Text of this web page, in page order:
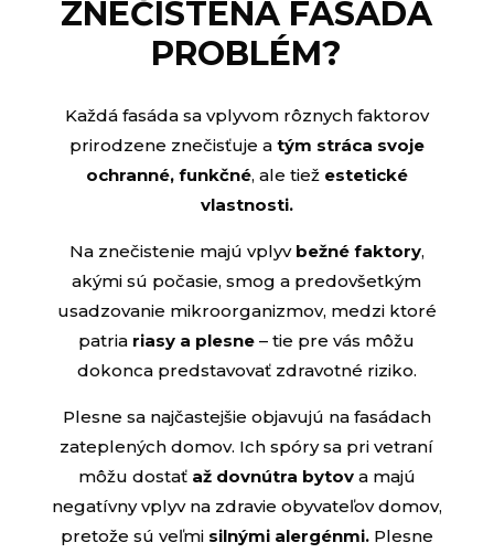
ZNEČISTENÁ FASÁDA
PROBLÉM?
Každá fasáda sa vplyvom rôznych faktorov
prirodzene znečisťuje a tým stráca svoje
ochranné, funkčné, ale tiež estetické
vlastnosti.
Na znečistenie majú vplyv bežné faktory,
akými sú počasie, smog a predovšetkým
usadzovanie mikroorganizmov, medzi ktoré
patria riasy a plesne – tie pre vás môžu
dokonca predstavovať zdravotné riziko.
Plesne sa najčastejšie objavujú na fasádach
zateplených domov. Ich spóry sa pri vetraní
môžu dostať až dovnútra bytova majú
negatívny vplyv na zdravie obyvateľov domov,
pretože sú veľmi silnými alergénmi.Plesne